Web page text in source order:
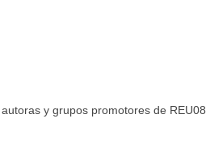
y grupos promotores de REU08